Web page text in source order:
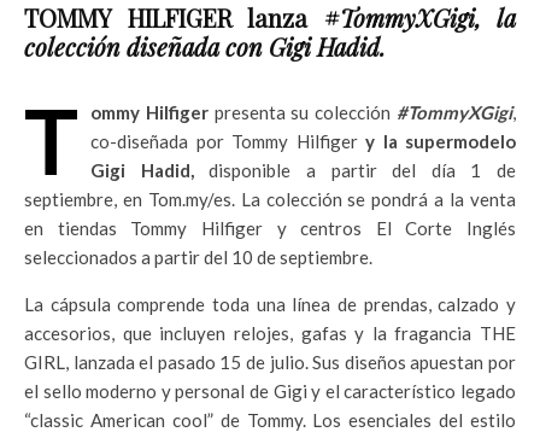
TOMMY HILFIGER lanza #TommyXGigi, la
colección diseñada con Gigi Hadid.
T ommy Hilfigerpresenta su colección #TommyXGigi,
co-diseñada por Tommy Hilfiger y la supermodelo
Gigi Hadid,disponible a partir del día 1 de
septiembre, en Tom.my/es. La colección se pondrá a la venta
en tiendas Tommy Hilfiger y centros El Corte Inglés
seleccionados a partir del 10 de septiembre.
La cápsula comprende toda una línea de prendas, calzado y
accesorios, que incluyen relojes, gafas y la fragancia THE
GIRL, lanzada el pasado 15 de julio. Sus diseños apuestan por
el sello moderno y personal de Gigi y el característico legado
“classic American cool” de Tommy. Los esenciales del estilo